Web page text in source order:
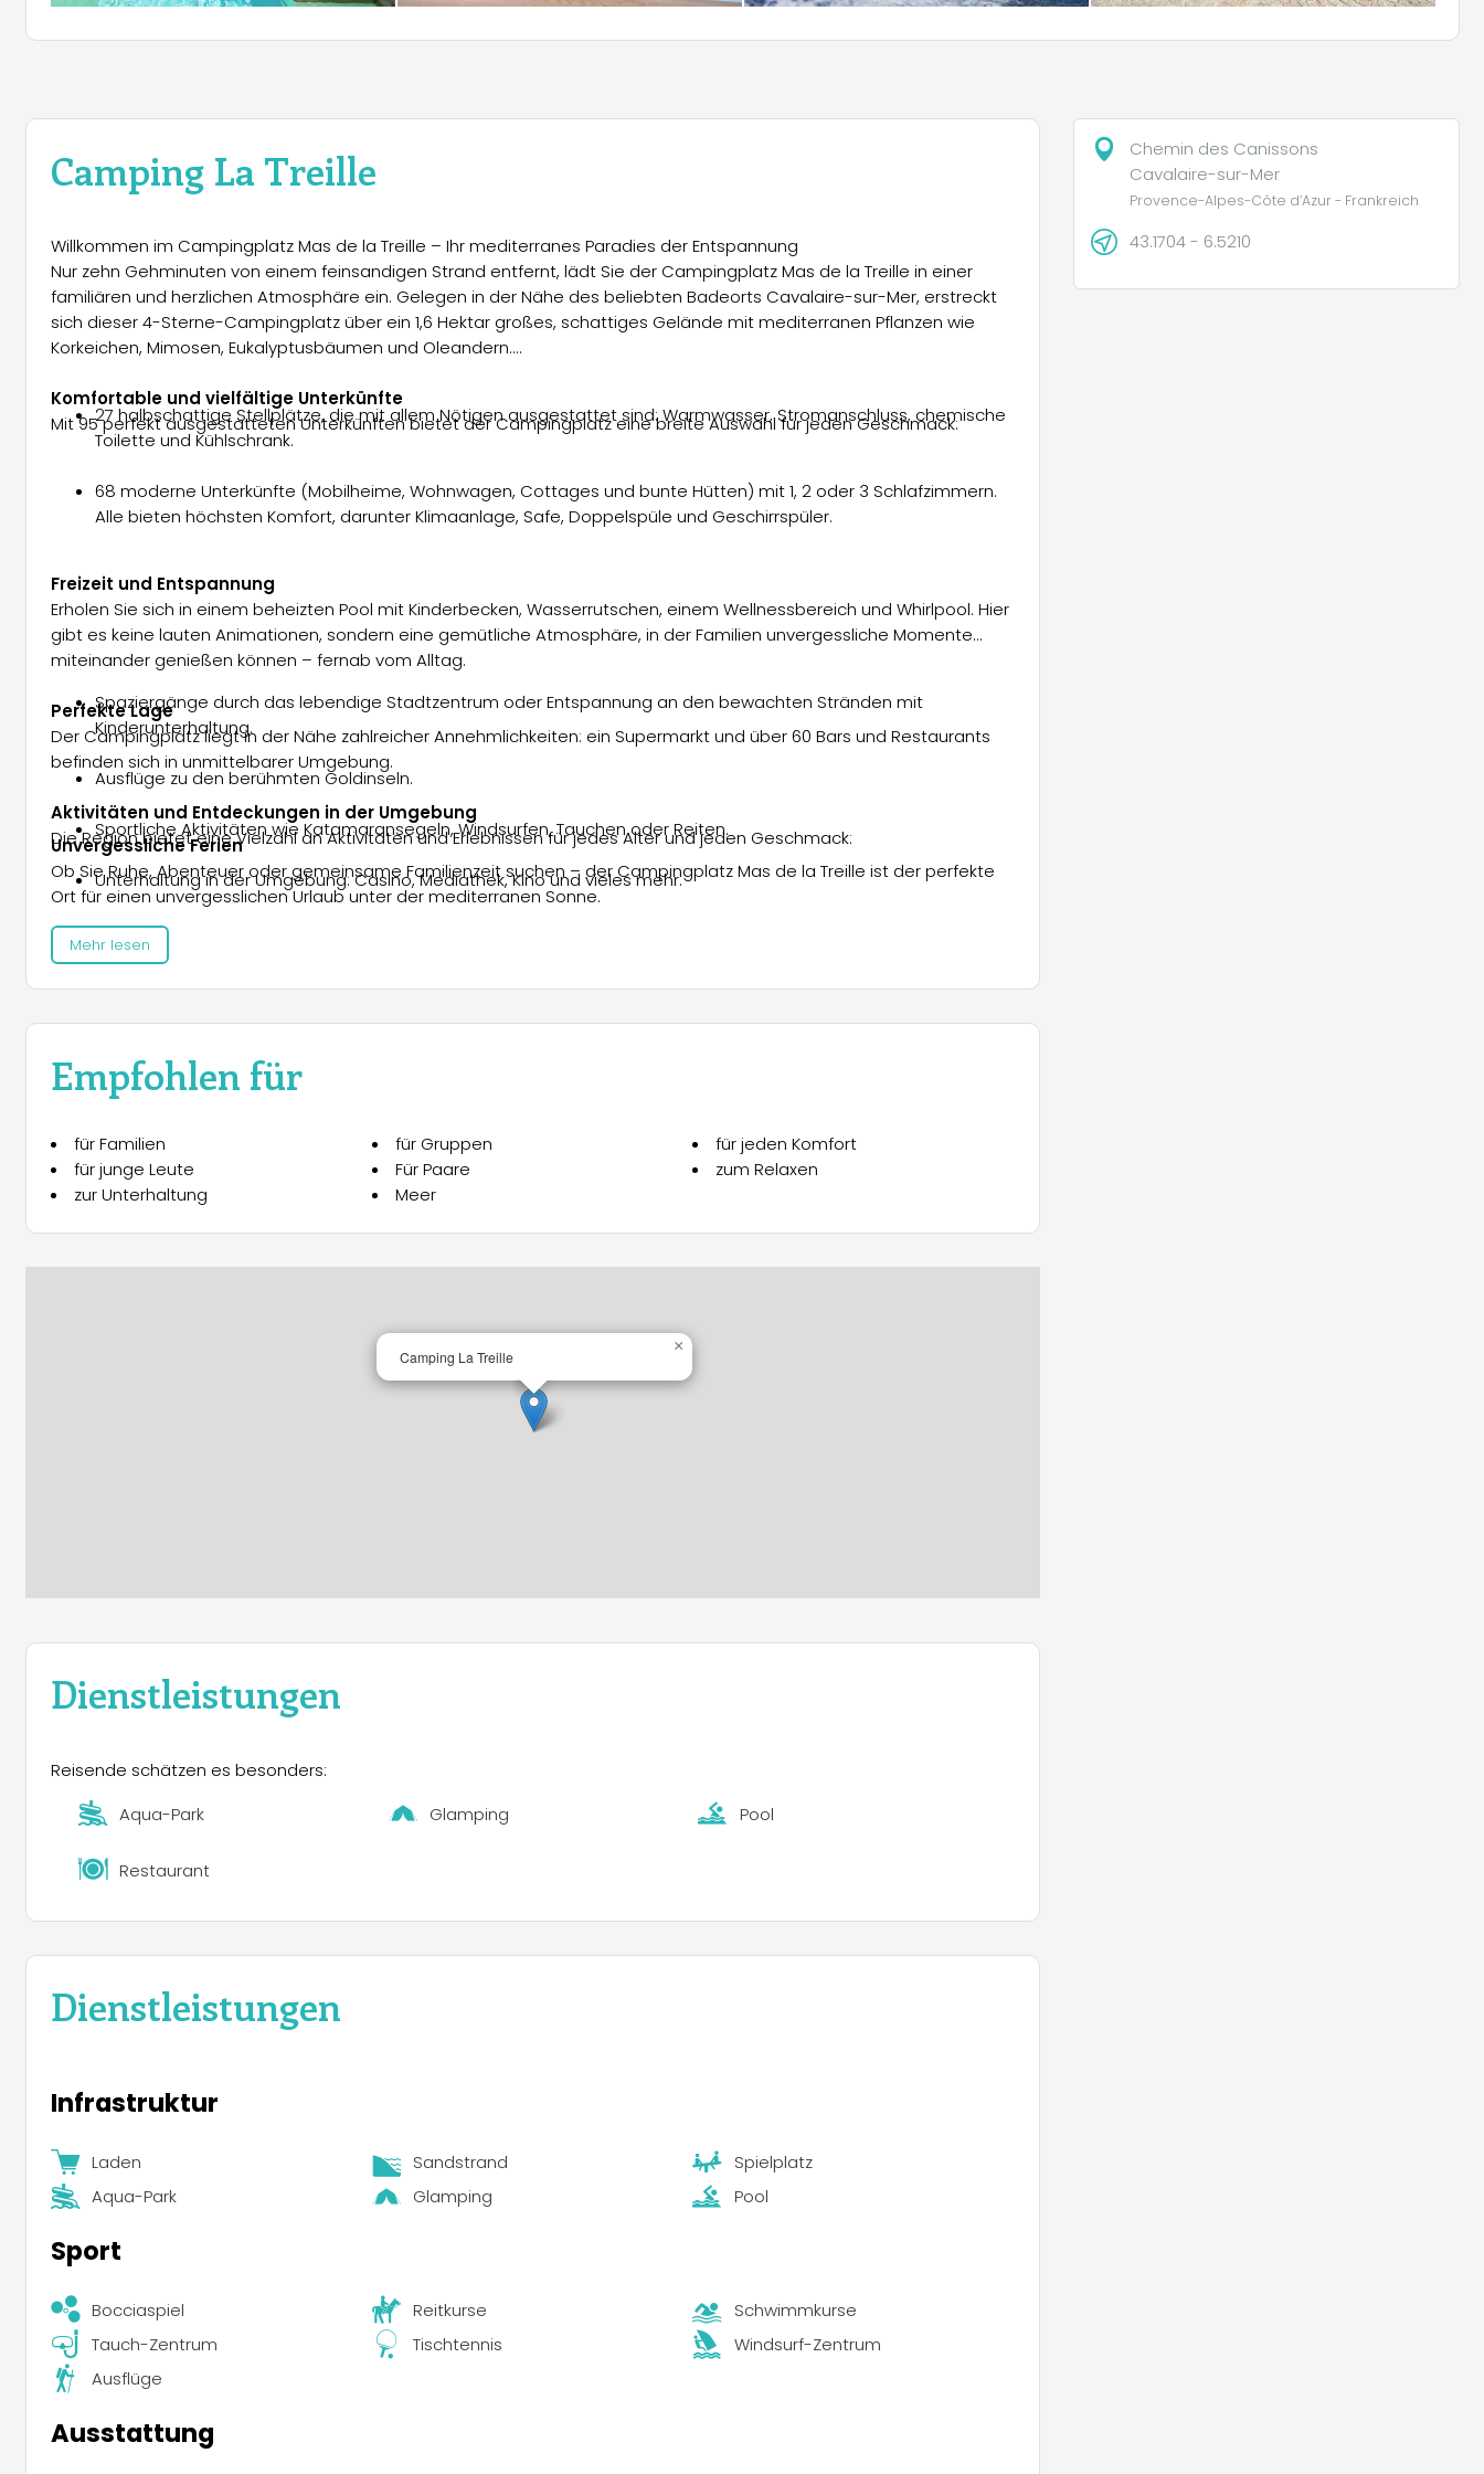
Camping La Treille
Willkommen im Campingplatz Mas de la Treille – Ihr mediterranes Paradies der Entspannung
Nur zehn Gehminuten von einem feinsandigen Strand entfernt, lädt Sie der Campingplatz Mas de la Treille in einer
familiären und herzlichen Atmosphäre ein. Gelegen in der Nähe des beliebten Badeorts Cavalaire-sur-Mer, erstreckt
sich dieser 4-Sterne-Campingplatz über ein 1,6 Hektar großes, schattiges Gelände mit mediterranen Pflanzen wie
Korkeichen, Mimosen, Eukalyptusbäumen und Oleandern.
Komfortable und vielfältige Unterkünfte
Mit 95 perfekt ausgestatteten Unterkünften bietet der Campingplatz eine breite Auswahl für jeden Geschmack:
27 halbschattige Stellplätze, die mit allem Nötigen ausgestattet sind: Warmwasser, Stromanschluss, chemische
Toilette und Kühlschrank.
68 moderne Unterkünfte (Mobilheime, Wohnwagen, Cottages und bunte Hütten) mit 1, 2 oder 3 Schlafzimmern.
Alle bieten höchsten Komfort, darunter Klimaanlage, Safe, Doppelspüle und Geschirrspüler.
Freizeit und Entspannung
Erholen Sie sich in einem beheizten Pool mit Kinderbecken, Wasserrutschen, einem Wellnessbereich und Whirlpool. Hier
gibt es keine lauten Animationen, sondern eine gemütliche Atmosphäre, in der Familien unvergessliche Momente
miteinander genießen können – fernab vom Alltag.
Perfekte Lage
Der Campingplatz liegt in der Nähe zahlreicher Annehmlichkeiten: ein Supermarkt und über 60 Bars und Restaurants
befinden sich in unmittelbarer Umgebung.
Aktivitäten und Entdeckungen in der Umgebung
Die Region bietet eine Vielzahl an Aktivitäten und Erlebnissen für jedes Alter und jeden Geschmack:
Spaziergänge durch das lebendige Stadtzentrum oder Entspannung an den bewachten Stränden mit
Kinderunterhaltung.
Ausflüge zu den berühmten Goldinseln.
Sportliche Aktivitäten wie Katamaransegeln, Windsurfen, Tauchen oder Reiten.
Unterhaltung in der Umgebung: Casino, Mediathek, Kino und vieles mehr.
Unvergessliche Ferien
Ob Sie Ruhe, Abenteuer oder gemeinsame Familienzeit suchen – der Campingplatz Mas de la Treille ist der perfekte
Ort für einen unvergesslichen Urlaub unter der mediterranen Sonne.
Mehr lesen
Empfohlen für
für Familien für Gruppen
für jeden Komfort
für junge Leute
Für Paare
zum Relaxen
zur Unterhaltung
Meer
Camping La Treille
×
Dienstleistungen
Reisende schätzen es besonders:
Aqua-Park
Glamping Pool
Restaurant
Dienstleistungen
Infrastruktur
Laden Sandstrand
Spielplatz
Aqua-Park
Glamping Pool
Sport
Bocciaspiel Reitkurse
Schwimmkurse
Tauch-Zentrum
Tischtennis
Windsurf-Zentrum
Ausflüge
Ausstattung
Chemin des Canissons
Cavalaire-sur-Mer
Provence-Alpes-Côte d’Azur - Frankreich
43.1704 - 6.5210